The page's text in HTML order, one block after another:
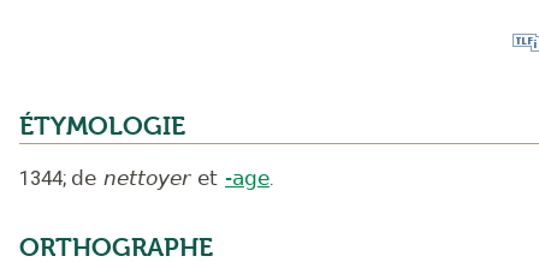
ÉTYMOLOGIE
1344; de nettoyer et -age.
ORTHOGRAPHE